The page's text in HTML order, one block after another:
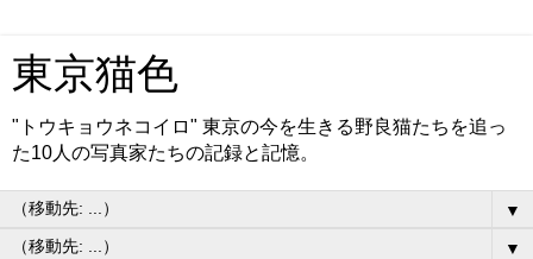
東京猫色
"トウキョウネコイロ" 東京の今を生きる野良猫たちを追っ
た10人の写真家たちの記録と記憶。
▼
▼